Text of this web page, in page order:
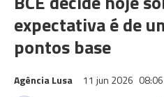
expectativa é de
pontos base
Agência Lusa 11 jun 2026 08:06